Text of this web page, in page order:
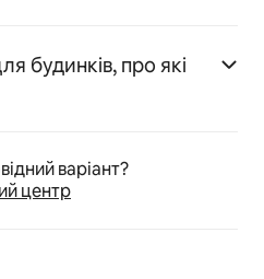
будинків, про які
варіант?
центр